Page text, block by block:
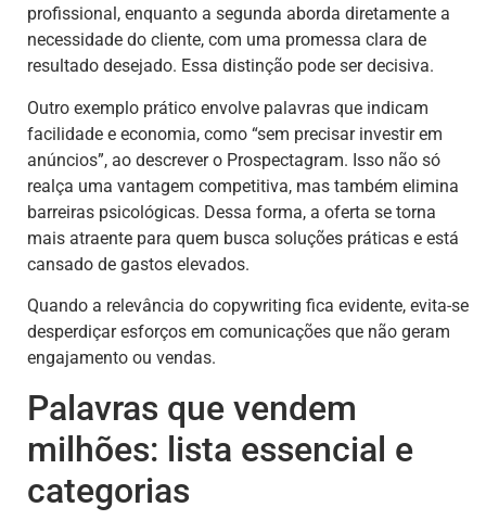
profissional, enquanto a segunda aborda diretamente a
necessidade do cliente, com uma promessa clara de
resultado desejado. Essa distinção pode ser decisiva.
Outro exemplo prático envolve palavras que indicam
facilidade e economia, como “sem precisar investir em
anúncios”, ao descrever o Prospectagram. Isso não só
realça uma vantagem competitiva, mas também elimina
barreiras psicológicas. Dessa forma, a oferta se torna
mais atraente para quem busca soluções práticas e está
cansado de gastos elevados.
Quando a relevância do copywriting fica evidente, evita-se
desperdiçar esforços em comunicações que não geram
engajamento ou vendas.
Palavras que vendem
milhões: lista essencial e
categorias